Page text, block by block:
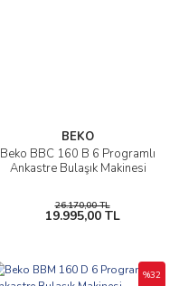
BEKO
Beko BBC 160 B 6 Programlı
Ankastre Bulaşık Makinesi
26.170,00 TL
19.995,00 TL
%32